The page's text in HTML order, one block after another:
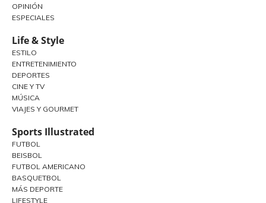
OPINIÓN
ESPECIALES
Life & Style
ESTILO
ENTRETENIMIENTO
DEPORTES
CINE Y TV
MÚSICA
VIAJES Y GOURMET
Sports Illustrated
FUTBOL
BEISBOL
FUTBOL AMERICANO
BASQUETBOL
MÁS DEPORTE
LIFESTYLE